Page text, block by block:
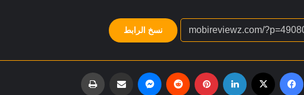
نسخ الرابط